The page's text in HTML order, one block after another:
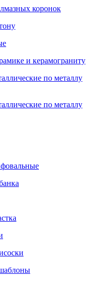
коронок
и керамограниту
по металлу
по металлу